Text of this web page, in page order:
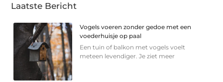
Laatste Bericht
Vogels voeren zonder gedoe met een
voederhuisje op paal
Een tuin of balkon met vogels voelt
meteen levendiger. Je ziet meer